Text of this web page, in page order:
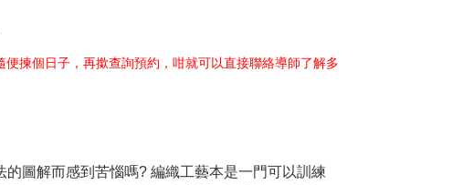
揀個日子，再撳查詢預約，咁就可以直接聯絡導師了解多
圖解而感到苦惱嗎? 編織工藝本是一門可以訓練